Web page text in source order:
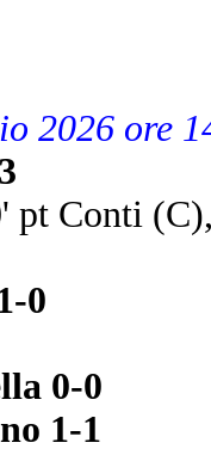
2026 ore
pt Conti
0
0-0
1-1